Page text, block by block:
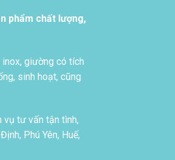
phẩm chất lượng,
giường có tích
sinh hoạt, cũng
vụ tư vấn tận tình,
Phú Yên, Huế,